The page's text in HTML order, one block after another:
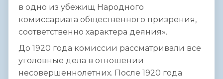
в одно из убежищ Народного
комиссариата общественного призрения,
соответственно характера деяния».
До 1920 года комиссии рассматривали все
уголовные дела в отношении
несовершеннолетних. После 1920 года